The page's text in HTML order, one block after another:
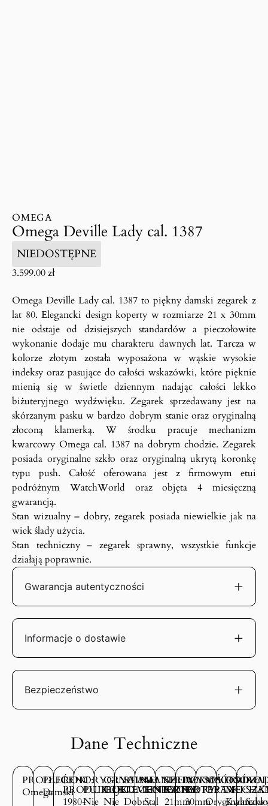
OMEGA
Omega Deville Lady cal. 1387
NIEDOSTĘPNE
3.599.00zł
Omega Deville Lady cal. 1387 to piękny damski zegarek z
lat 80. Elegancki design koperty w rozmiarze 21 x 30mm
nie odstaje od dzisiejszych standardów a pieczołowite
wykonanie dodaje mu charakteru dawnych lat. Tarcza w
kolorze złotym została wyposażona w wąskie wysokie
indeksy oraz pasujące do całości wskazówki, które pięknie
mienią się w świetle dziennym nadając całości lekko
biżuteryjnego wydźwięku. Zegarek sprzedawany jest na
skórzanym pasku w bardzo dobrym stanie oraz oryginalną
złoconą klamerką. W środku pracuje mechanizm
kwarcowy Omega cal. 1387 na dobrym chodzie. Zegarek
posiada oryginalne szkło oraz oryginalną ukrytą koronkę
typu push. Całość oferowana jest z firmowym etui
podróżnym WatchWorld oraz objęta 4 miesięczną
gwarancją.
Stan wizualny – dobry, zegarek posiada niewielkie jak na
wiek ślady użycia.
Stan techniczny – zegarek sprawny, wszystkie funkcje
działają poprawnie.
Gwarancja autentyczności
Informacje o dostawie
Bezpieczeństwo
Dane Techniczne
PRODUCENT:
Omega
PŁEĆ:
Damski
ROK
PRODUKCJI:
1980-
ORYGINALNE
PUDEŁKO:
Nie
ORYGINALNE
DOKUMENTY:
Nie
STAN
TECHNICZNY:
Dobry
MATERIAŁ
KOPERTY:
Stal
SZEROKOŚĆ
KOPERTY:
21mm
WYSOKOŚĆ
KOPERTY:
30mm
MATERIAŁ
OPASKI:
Oryginalne
RODZAJ
Szkło